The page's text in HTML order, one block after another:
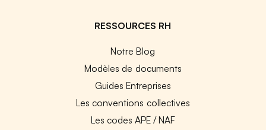
RESSOURCES RH
Notre Blog
Modèles de documents
Guides Entreprises
Les conventions collectives
Les codes APE / NAF